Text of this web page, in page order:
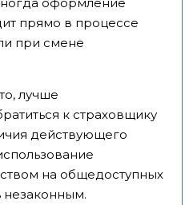
прямо в процессе
при смене
лучше
к страховщику
действующего
на общедоступных
незаконным.